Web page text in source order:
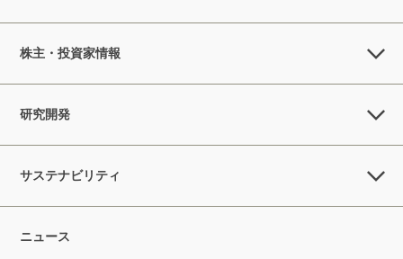
株主・投資家情報
研究開発
サステナビリティ
ニュース